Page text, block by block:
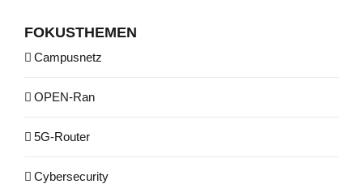
FOKUSTHEMEN
Campusnetz
OPEN-Ran
5G-Router
Cybersecurity